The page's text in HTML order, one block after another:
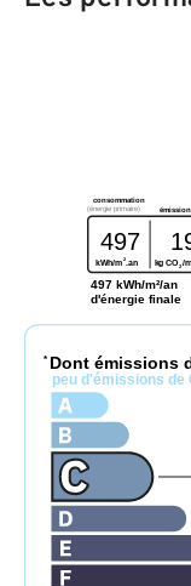
consommation
(énergie primaire)
497
kWh/m 2 .an kg CO2/m
497 kWh/m²/an
d'énergie finale
* Dont émissions
peu d'émissions de